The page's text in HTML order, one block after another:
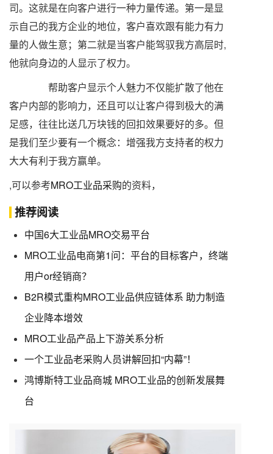
司。这就是在向客户进行一种力量传递。第一是显
示自己的我方企业的地位，客户喜欢跟有能力有力
量的人做生意；第二就是当客户能驾驭我方高层时,
他就向身边的人显示了权力。
帮助客户显示个人魅力不仅能扩散了他在
客户内部的影响力，还且可以让客户得到极大的满
足感，往往比送几万块钱的回扣效果要好的多。但
是我们至少要有一个概念：增强我方支持者的权力
大大有利于我方赢单。
,可以参考MRO工业品采购的资料，
推荐阅读
中国6大工业品MRO交易平台
MRO工业品电商第1问：平台的目标客户，终端
用户or经销商？
B2R模式重构MRO工业品供应链体系 助力制造
企业降本增效
MRO工业品产品上下游关系分析
一个工业品老采购人员讲解回扣“内幕”！
鸿博斯特工业品商城 MRO工业品的创新发展舞
台